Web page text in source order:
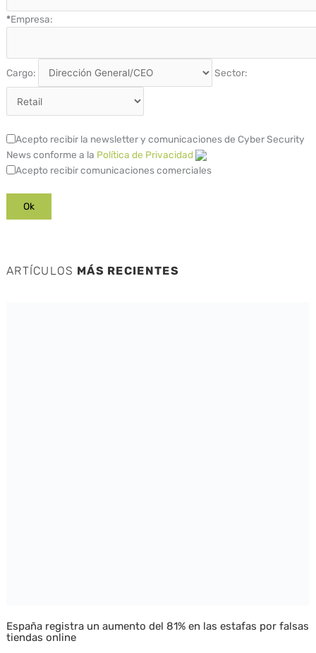
*Empresa:
Cargo: Sector:
Acepto recibir la newsletter y comunicaciones de Cyber Security
News conforme a la Política de Privacidad
Acepto recibir comunicaciones comerciales
ARTÍCULOS MÁS RECIENTES
España registra un aumento del 81% en las estafas por falsas
tiendas online